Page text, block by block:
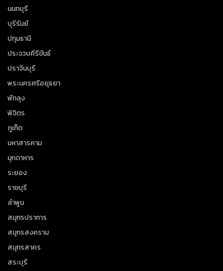
นนทบุรี
บุรีรัมย์
ปทุมธานี
ประจวบคีรีขันธ์
ปราจีนบุรี
พระนครศรีอยุธยา
พัทลุง
พิจิตร
ภูเก็ต
มหาสารคาม
มุกดาหาร
ระยอง
ราชบุรี
ลำพูน
สมุทรปราการ
สมุทรสงคราม
สมุทรสาคร
สระบุรี